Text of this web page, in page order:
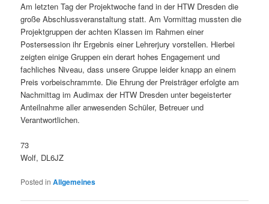
Am letzten Tag der Projektwoche fand in der HTW Dresden die
große Abschlussveranstaltung statt. Am Vormittag mussten die
Projektgruppen der achten Klassen im Rahmen einer
Postersession ihr Ergebnis einer Lehrerjury vorstellen. Hierbei
zeigten einige Gruppen ein derart hohes Engagement und
fachliches Niveau, dass unsere Gruppe leider knapp an einem
Preis vorbeischrammte. Die Ehrung der Preisträger erfolgte am
Nachmittag im Audimax der HTW Dresden unter begeisterter
Anteilnahme aller anwesenden Schüler, Betreuer und
Verantwortlichen.
73
Wolf, DL6JZ
Posted in Allgemeines